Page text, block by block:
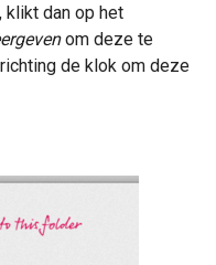
klikt dan op het
om deze te
de klok om deze